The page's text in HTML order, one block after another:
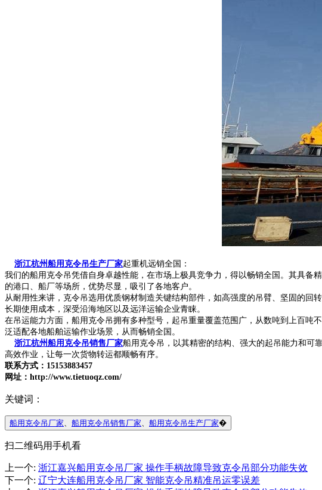
浙江杭州船用克令吊生产厂家起重机远销全国：
我们的船用克令吊凭借自身卓越性能，在市场上极具竞争力，得以畅销全国。其具
的港口、船厂等场所，优势尽显，吸引了各地客户。
从耐用性来讲，克令吊选用优质钢材制造关键结构部件，如高强度的吊臂、坚固的
长期使用成本，深受沿海地区以及远洋运输企业青睐。
在吊运能力方面，船用克令吊拥有多种型号，起吊重量覆盖范围广，从数吨到上百
泛适配各地船舶运输作业场景，从而畅销全国。
浙江杭州船用克令吊销售厂家船用克令吊，以其精密的结构、强大的起吊能力和可
高效作业，让每一次货物转运都顺畅有序。
联系方式：15153883457
网址：http://www.tietuoqz.com/
关键词：
船用克令吊厂家 船用克令吊销售厂家 船用克令吊生产厂家�
扫二维码用手机看
上一个: 浙江嘉兴船用克令吊厂家 操作手柄故障导致克令吊部分功能失效
下一个: 辽宁大连船用克令吊厂家 智能克令吊精准吊运零误差